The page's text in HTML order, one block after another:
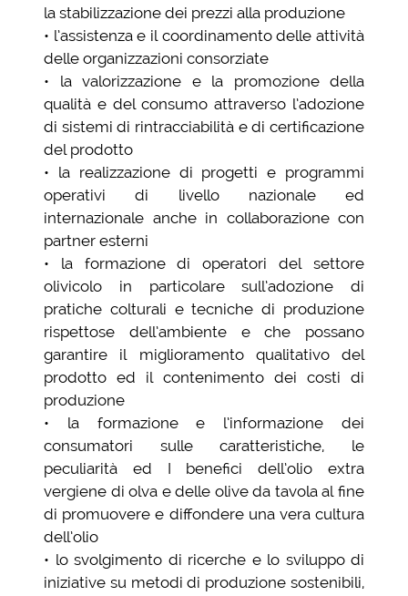
la stabilizzazione dei prezzi alla produzione
• l’assistenza e il coordinamento delle attività
delle organizzazioni consorziate
• la valorizzazione e la promozione della
qualità e del consumo attraverso l’adozione
di sistemi di rintracciabilità e di certificazione
del prodotto
• la realizzazione di progetti e programmi
operativi di livello nazionale ed
internazionale anche in collaborazione con
partner esterni
• la formazione di operatori del settore
olivicolo in particolare sull’adozione di
pratiche colturali e tecniche di produzione
rispettose dell’ambiente e che possano
garantire il miglioramento qualitativo del
prodotto ed il contenimento dei costi di
produzione
• la formazione e l’informazione dei
consumatori sulle caratteristiche, le
peculiarità ed I benefici dell’olio extra
vergiene di olva e delle olive da tavola al fine
di promuovere e diffondere una vera cultura
dell’olio
• lo svolgimento di ricerche e lo sviluppo di
iniziative su metodi di produzione sostenibili,